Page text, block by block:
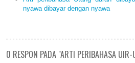
nyawa dibayar dengan nyawa
0 RESPON PADA "ARTI PERIBAHASA